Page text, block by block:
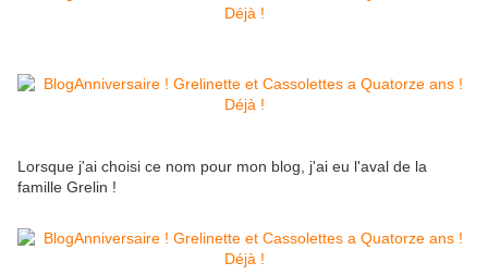
Lorsque j'ai choisi ce nom pour mon blog, j'ai eu l'aval de la
famille Grelin !